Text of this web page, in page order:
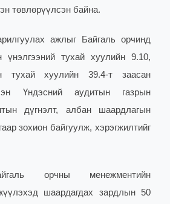
төвлөрүүлсэн байна.
ажлыг Байгаль орчинд
үнэлгээний тухай хуулийн 9.10,
тухай хуулийн 39.4-т заасан
Үндэсний аудитын газрын
дүгнэлт, албан шаардлагын
зохион байгуулж, хэрэгжилтийг
орчны менежментийн
шаардагдах зардлын 50